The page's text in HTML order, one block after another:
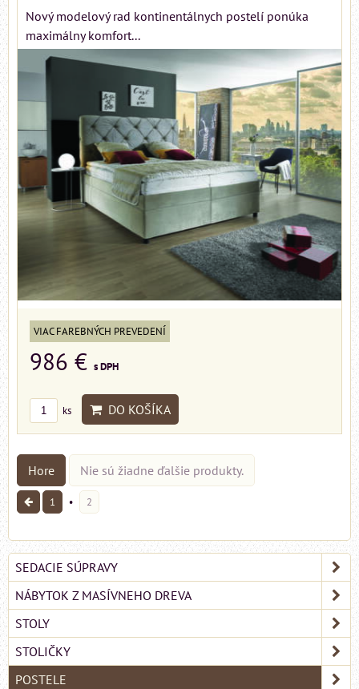
Nový modelový rad kontinentálnych postelí ponúka
maximálny komfort...
VIAC FAREBNÝCH PREVEDENÍ
986 € s DPH
ks DO KOŠÍKA
Hore Nie sú žiadne ďalšie produkty.
1 2
SEDACIE SÚPRAVY
NÁBYTOK Z MASÍVNEHO DREVA
STOLY
STOLIČKY
POSTELE